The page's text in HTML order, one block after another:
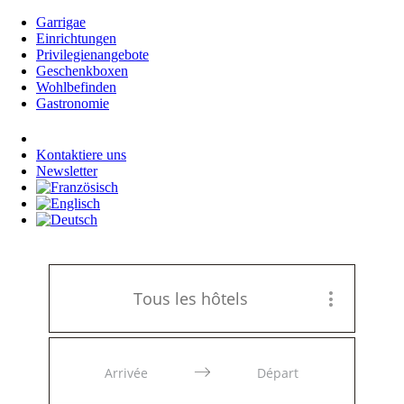
Garrigae
Einrichtungen
Privilegienangebote
Geschenkboxen
Wohlbefinden
Gastronomie
Kontaktiere uns
Newsletter
Tous les hôtels